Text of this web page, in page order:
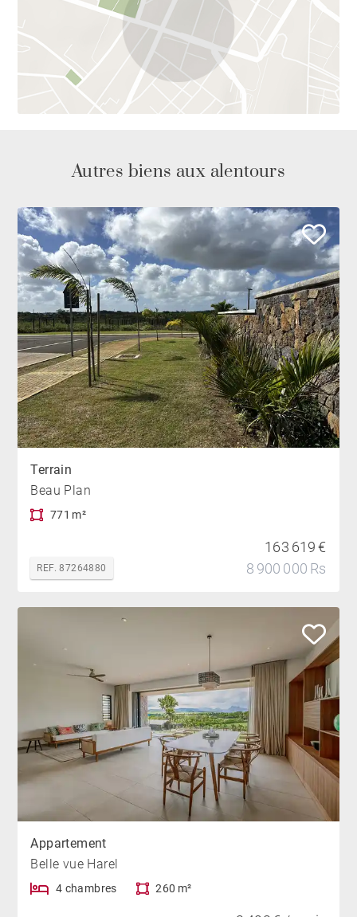
Autres biens aux alentours
Terrain
Beau Plan
771 m²
REF. 87264880
163 619 €
8 900 000 Rs
Appartement
Belle vue Harel
4 chambres 260 m²